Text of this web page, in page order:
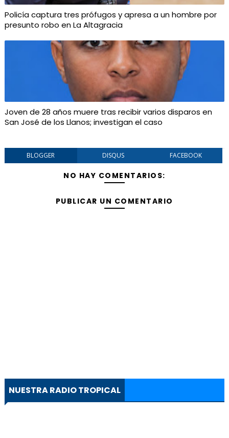
Policía captura tres prófugos y apresa a un hombre por
presunto robo en La Altagracia
Joven de 28 años muere tras recibir varios disparos en
San José de los Llanos; investigan el caso
BLOGGER DISQUS FACEBOOK
NO HAY COMENTARIOS:
PUBLICAR UN COMENTARIO
NUESTRA RADIO TROPICAL